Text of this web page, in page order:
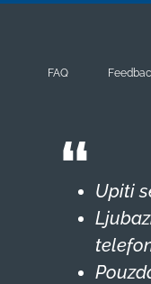
FAQ
Upiti